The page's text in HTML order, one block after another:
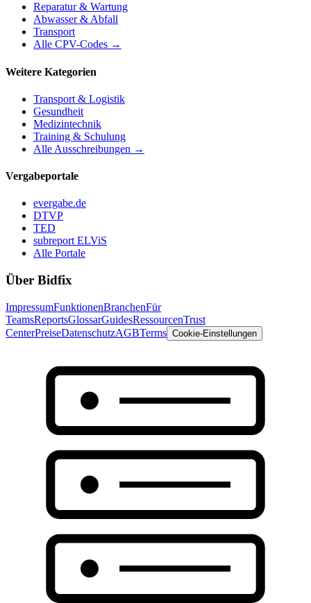
Reparatur & Wartung
Abwasser & Abfall
Transport
Alle CPV-Codes →
Weitere Kategorien
Transport & Logistik
Gesundheit
Medizintechnik
Training & Schulung
Alle Ausschreibungen →
Vergabeportale
evergabe.de
DTVP
TED
subreport ELViS
Alle Portale
Über Bidfix
ImpressumFunktionenBranchenFür
TeamsReportsGlossarGuidesRessourcenTrust
CenterPreiseDatenschutzAGBTerms Cookie-Einstellungen